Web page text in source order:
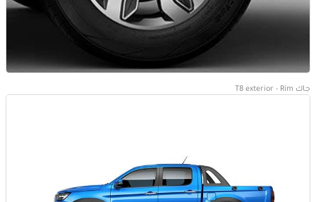
جاك T8 exterior - Rim